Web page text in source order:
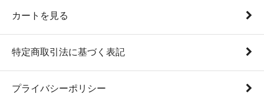
カートを見る
特定商取引法に基づく表記
プライバシーポリシー